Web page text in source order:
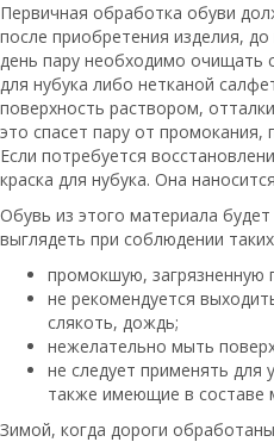
Первичная обработка обуви
после приобретения изделия,
день пару необходимо очищать
для нубука либо нетканой
поверхность раствором,
это спасет пару от
Если потребуется
краска для нубука. Она
Обувь из этого материала
выглядеть при соблюдении
промокшую, загрязненную
не рекомендуется
слякоть, дождь;
нежелательно мыть
не следует применять для
также имеющие в составе
Зимой, когда дороги